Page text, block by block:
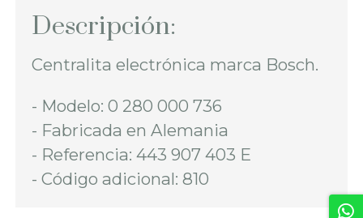
Descripción:
Centralita electrónica marca Bosch.
- Modelo: 0 280 000 736
- Fabricada en Alemania
- Referencia: 443 907 403 E
- Código adicional: 810